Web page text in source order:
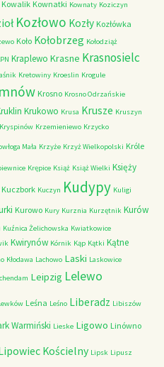
Kowalik Kownatki Kownaty Koziczyn
Kozłowo Kozły Kozłówka
Koło Kołobrzeg Kołodziąż
Kraplewo Krasne Krasnosielc
Kretowiny Kroeslin Krogule
Krosno Krosno Odrzańskie
Krukowo Krusa Krusze Kruszyn
Kryspinów Krzemieniewo Krzycko
Mała Krzyże Krzyż Wielkopolski Króle
Krępice Książ Książ Wielki Księży
Kuczbork Kuczyn Kudypy Kuligi
Kurowo Kury Kurznia Kurzętnik Kurów
Kuźnica Żelichowska Kwiatkowice
Kwirynów Kórnik Kąp Kątki Kątne
Kłodawa Lachowo Laski Laskowice
Leipzig Lelewo
Leśna Leśno Liberadz Libiszów
Warmiński Lieske Ligowo Linówno
Kościelny Lipsk Lipusz